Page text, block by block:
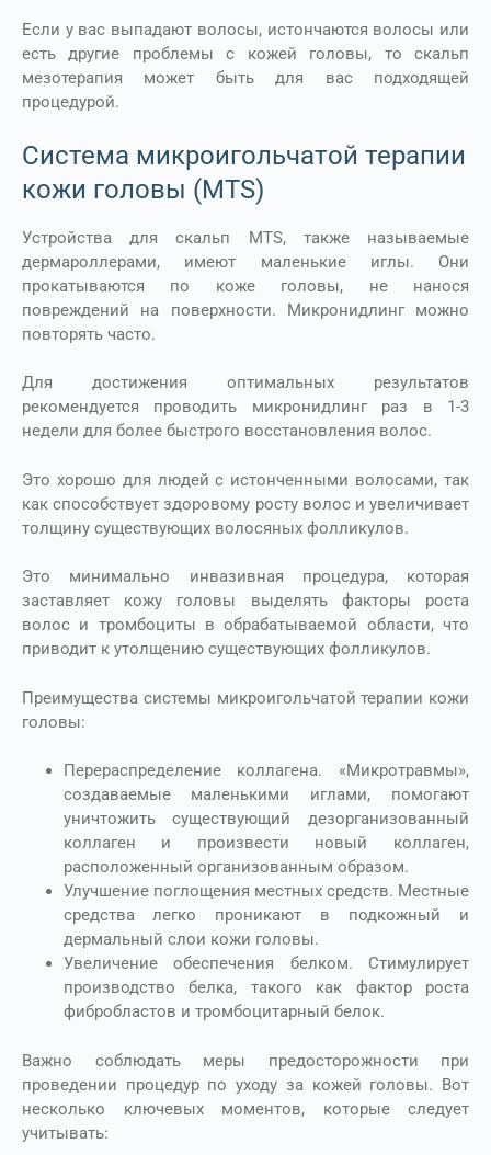
Если у вас выпадают волосы, истончаются волосы или
есть другие проблемы с кожей головы, то скальп
мезотерапия может быть для вас подходящей
процедурой.
Система микроигольчатой терапии
кожи головы (MTS)
Устройства для скальп MTS, также называемые
дермароллерами, имеют маленькие иглы. Они
прокатываются по коже головы, не нанося
повреждений на поверхности. Микронидлинг можно
повторять часто.
Для достижения оптимальных результатов
рекомендуется проводить микронидлинг раз в 1-3
недели для более быстрого восстановления волос.
Это хорошо для людей с истонченными волосами, так
как способствует здоровому росту волос и увеличивает
толщину существующих волосяных фолликулов.
Это минимально инвазивная процедура, которая
заставляет кожу головы выделять факторы роста
волос и тромбоциты в обрабатываемой области, что
приводит к утолщению существующих фолликулов.
Преимущества системы микроигольчатой терапии кожи
головы:
Перераспределение коллагена. «Микротравмы»,
создаваемые маленькими иглами, помогают
уничтожить существующий дезорганизованный
коллаген и произвести новый коллаген,
расположенный организованным образом.
Улучшение поглощения местных средств. Местные
средства легко проникают в подкожный и
дермальный слои кожи головы.
Увеличение обеспечения белком. Стимулирует
производство белка, такого как фактор роста
фибробластов и тромбоцитарный белок.
Важно соблюдать меры предосторожности при
проведении процедур по уходу за кожей головы. Вот
несколько ключевых моментов, которые следует
учитывать: